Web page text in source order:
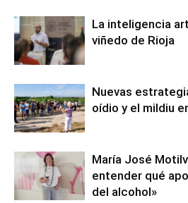
La inteligencia
viñedo de Rioja
Nuevas
oídio y el mildiu
María José
entender qué
del alcohol»